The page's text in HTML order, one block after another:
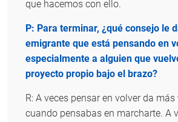
que hacemos con ello.
P: Para terminar, ¿qué consejo le
emigrante que está pensando en
especialmente a alguien que
proyecto propio bajo el brazo?
R: A veces pensar en volver da
cuando pensabas en marcharte. A